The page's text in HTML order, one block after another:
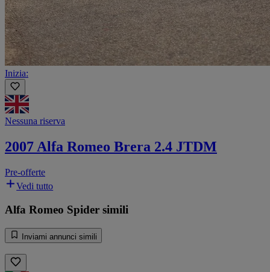
Inizia:
Nessuna riserva
2007 Alfa Romeo Brera 2.4 JTDM
Pre-offerte
Vedi tutto
Alfa Romeo Spider simili
Inviami annunci simili